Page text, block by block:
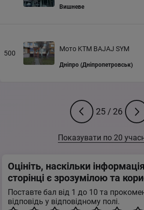
Вишневе
500
Мото KTM BAJAJ SYM
Дніпро (Дніпропетровськ)
25/ 26
Показувати по 20
Оцініть, наскільки
сторінці є зрозумілою та
Поставте бал від 1 до 10 та
відповідь у відповідному полі.